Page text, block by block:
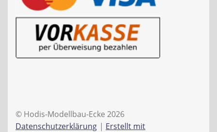
© Hodis-Modellbau-Ecke 2026
Datenschutzerklärung
Erstellt mit